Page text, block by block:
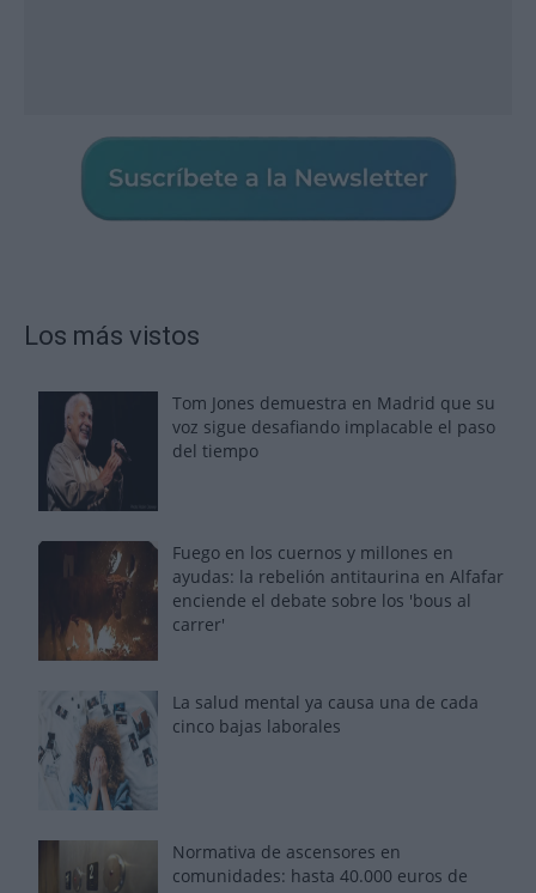
Los más vistos
Tom Jones demuestra en Madrid que su
voz sigue desafiando implacable el paso
del tiempo
Fuego en los cuernos y millones en
ayudas: la rebelión antitaurina en Alfafar
enciende el debate sobre los 'bous al
carrer'
La salud mental ya causa una de cada
cinco bajas laborales
Normativa de ascensores en
comunidades: hasta 40.000 euros de